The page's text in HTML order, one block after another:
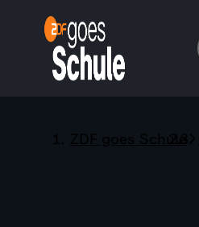
ZDF goes Schule